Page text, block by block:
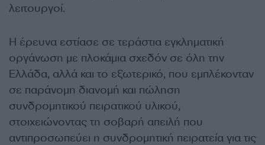
λειτουργοί.
Η έρευνα εστίασε σε τεράστια εγκληματική
οργάνωση με πλοκάμια σχεδόν σε όλη την
Ελλάδα, αλλά και το εξωτερικό, που εμπλέκονταν
σε παράνομη διανομή και πώληση
συνδρομητικού πειρατικού υλικού,
στοιχειώνοντας τη σοβαρή απειλή που
αντιπροσωπεύει η συνδρομητική πειρατεία για τις